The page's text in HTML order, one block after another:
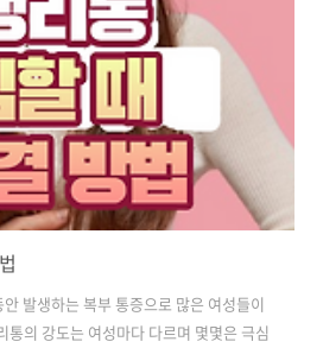
발생하는 복부 통증으로 많은 여성들이
통의 강도는 여성마다 다르며 몇몇은 극심